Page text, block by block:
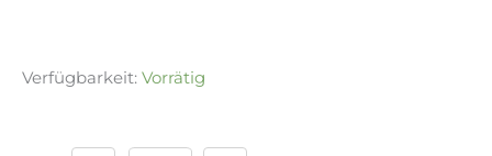
Verfügbarkeit: Vorrätig